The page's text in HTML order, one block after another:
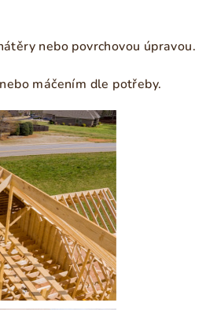
nebo povrchovou úpravou.
máčením dle potřeby.